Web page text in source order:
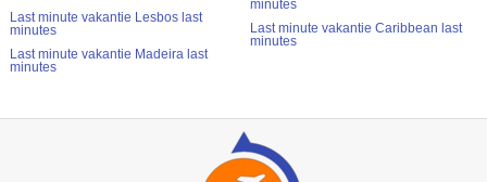
Last minute vakantie Lesbos last
minutes
Last minute vakantie Madeira last
minutes
minutes
Last minute vakantie Caribbean last
minutes